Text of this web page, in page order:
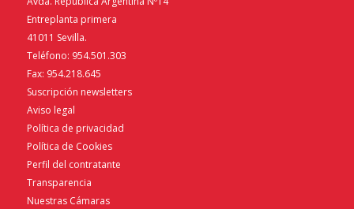
Entreplanta primera
41011 Sevilla.
Teléfono: 954.501.303
Fax: 954.218.645
Suscripción newsletters
Aviso legal
Política de privacidad
Política de Cookies
Perfil del contratante
Transparencia
Nuestras Cámaras